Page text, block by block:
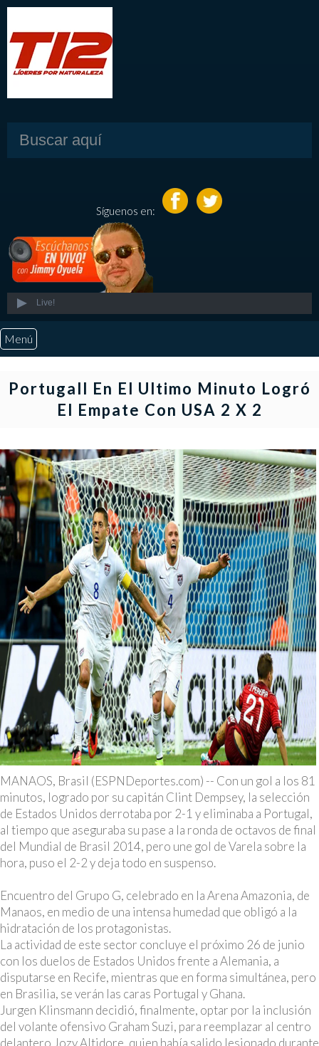
Síguenos en:
Live!
Menú
Marcadores
Noticias
Otros Deportes
Risaralda
Pereira
Portugall En El Ultimo Minuto Logró
El Empate Con USA 2 X 2
MANAOS, Brasil (ESPNDeportes.com) -- Con un gol a los 81
minutos, logrado por su capitán Clint Dempsey, la selección
de Estados Unidos derrotaba por 2-1 y eliminaba a Portugal,
al tiempo que aseguraba su pase a la ronda de octavos de final
del Mundial de Brasil 2014, pero une gol de Varela sobre la
hora, puso el 2-2 y deja todo en suspenso.
Encuentro del Grupo G, celebrado en la Arena Amazonia, de
Manaos, en medio de una intensa humedad que obligó a la
hidratación de los protagonistas.
La actividad de este sector concluye el próximo 26 de junio
con los duelos de Estados Unidos frente a Alemania, a
disputarse en Recife, mientras que en forma simultánea, pero
en Brasilia, se verán las caras Portugal y Ghana.
Jurgen Klinsmann decidió, finalmente, optar por la inclusión
del volante ofensivo Graham Suzi, para reemplazar al centro
delantero Jozy Altidore, quien había salido lesionado durante